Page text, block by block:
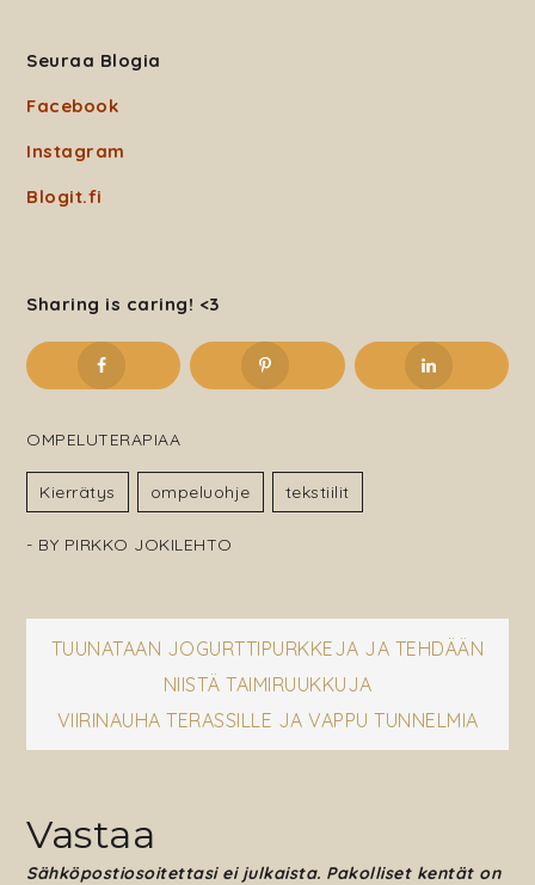
Seuraa Blogia
Facebook
Instagram
Blogit.fi
Sharing is caring! <3
OMPELUTERAPIAA
Kierrätys Ompeluohje Tekstiilit
- BY PIRKKO JOKILEHTO
Artikkelien
selaus
TUUNATAAN JOGURTTIPURKKEJA JA TEHDÄÄN
NIISTÄ TAIMIRUUKKUJA
VIIRINAUHA TERASSILLE JA VAPPU TUNNELMIA
Vastaa
Sähköpostiosoitettasi ei julkaista. Pakolliset kentät on